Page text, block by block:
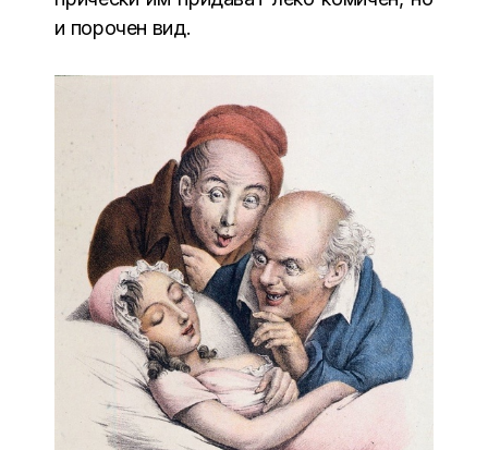
и порочен вид.